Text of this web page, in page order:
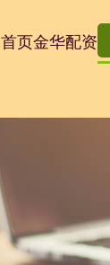
首页金华配资